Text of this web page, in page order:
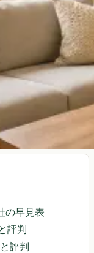
の早見表
評判
評判